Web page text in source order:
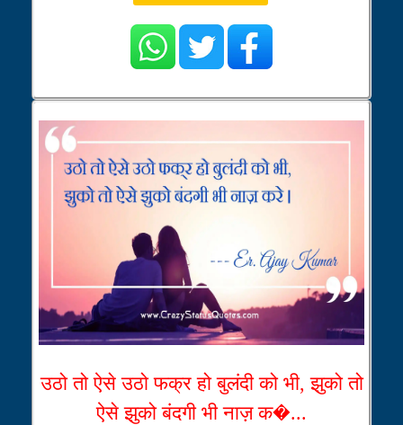
उठो तो ऐसे उठो फक्र हो बुलंदी को भी, झुको तो
ऐसे झुको बंदगी भी नाज़ क�...